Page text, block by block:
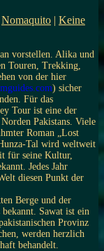
Nomaquito | Keine
vorstellen. Alika und
Touren, Trekking,
von der hier
) sicher
Für das
Tour ist eine der
Pakistans. Viele
Roman „Lost
Tal wird weltweit
für seine Kultur,
Jedes Jahr
diesen Punkt der
Berge und der
bekannt. Sawat ist ein
Provinz
werden herzlich
behandelt.